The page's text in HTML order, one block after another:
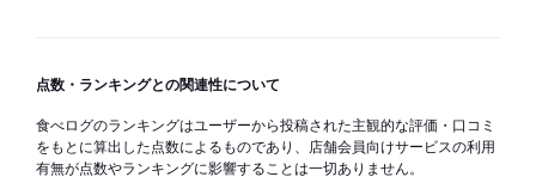
点数・ランキングとの関連性について
食べログのランキングはユーザーから投稿された主観的な評価・口コミ
をもとに算出した点数によるものであり、店舗会員向けサービスの利用
有無が点数やランキングに影響することは一切ありません。